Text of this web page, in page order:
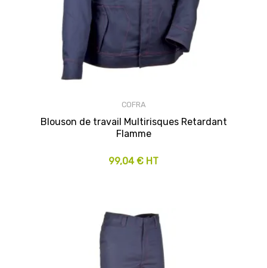
COFRA
Blouson de travail Multirisques Retardant
Flamme
99,04 € HT